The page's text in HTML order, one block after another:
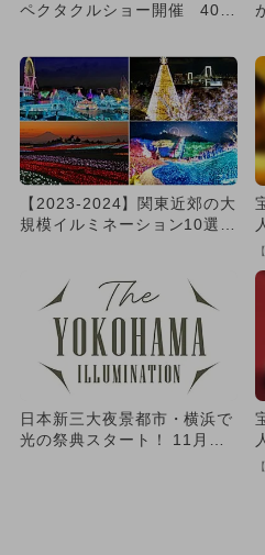
ペクタクルショー開催 40施
【2023-2024】関東近郊の大
規模イルミネーション10選
日本新三大夜景都市・横浜で
光の祭典スタート！ 11月か